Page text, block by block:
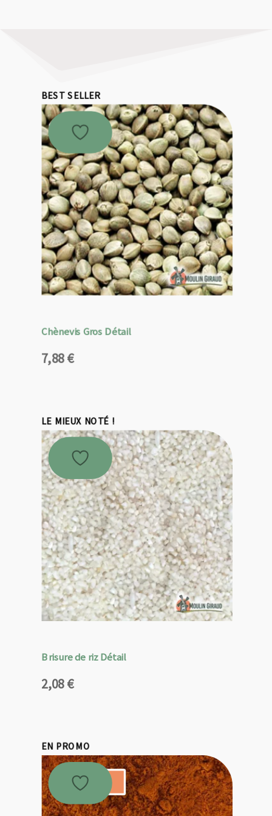
BEST SELLER
Chènevis Gros Détail
7,88€
LE MIEUX NOTÉ !
Brisure de riz Détail
2,08€
EN PROMO
Promo !